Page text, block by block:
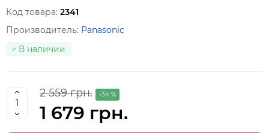
Код товара: 2341
Производитель: Panasonic
В наличии
2 559 грн. -34 %
1 679 грн.